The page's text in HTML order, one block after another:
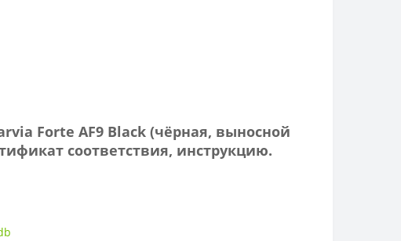
Forte AF9 Black (чёрная, выносной
соответствия, инструкцию.